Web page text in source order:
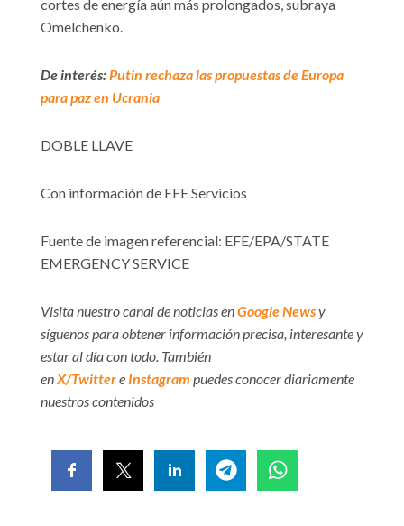
cortes de energía aún más prolongados, subraya
Omelchenko.
De interés: Putin rechaza las propuestas de Europa
para paz en Ucrania
DOBLE LLAVE
Con información de EFE Servicios
Fuente de imagen referencial: EFE/EPA/STATE
EMERGENCY SERVICE
Visita nuestro canal de noticias enGoogle Newsy
síguenos para obtener información precisa, interesante y
estar al día con todo. También
en X/Twittere Instagram puedes conocer diariamente
nuestros contenidos